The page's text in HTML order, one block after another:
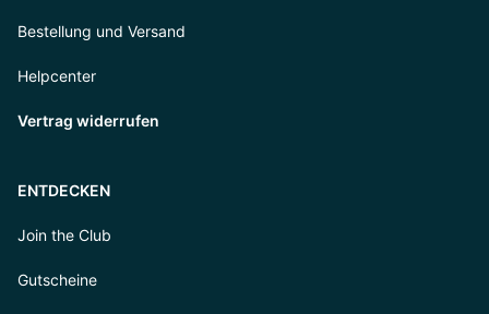
Bestellung und Versand
Helpcenter
Vertrag widerrufen
ENTDECKEN
Join the Club
Gutscheine